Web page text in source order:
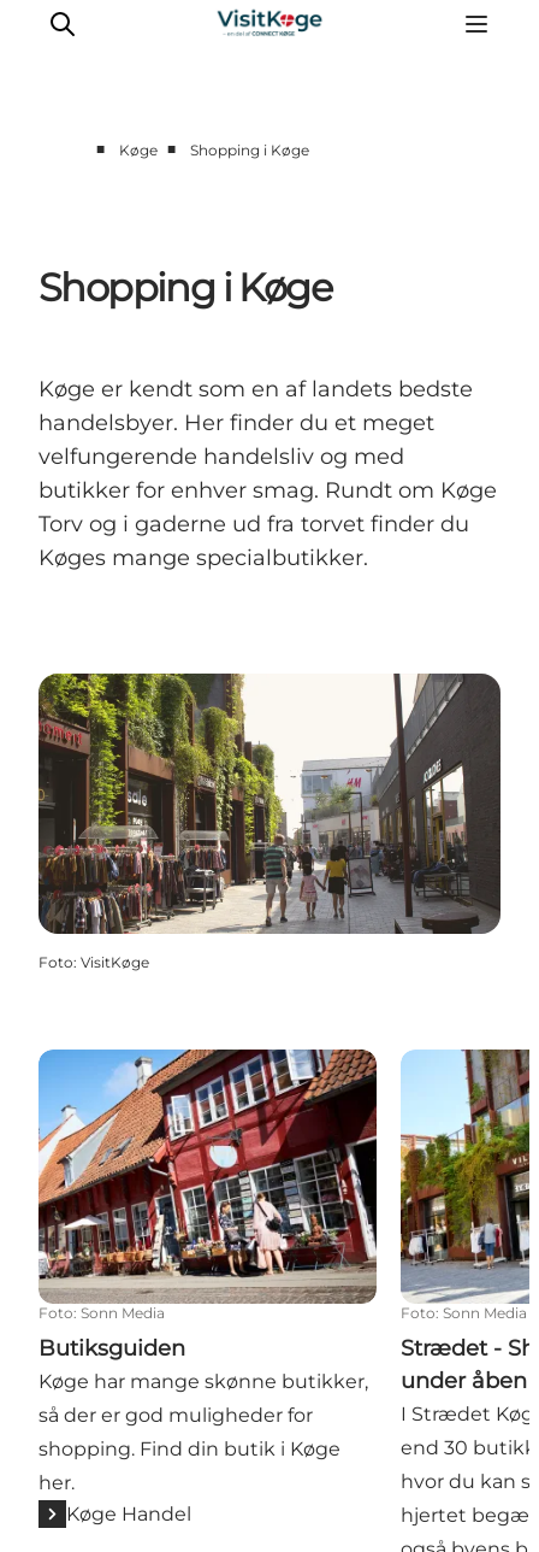
Kano
Det sker
Overnatning
Outdoor
■ Køge ■ Shopping i Køge
Shopping i Køge
Køge er kendt som en af landets bedste
handelsbyer. Her finder du et meget
velfungerende handelsliv og med
butikker for enhver smag. Rundt om Køge
Torv og i gaderne ud fra torvet finder du
Køges mange specialbutikker.
Foto: VisitKøge
Butiksguiden
Foto: Sonn Media
Butiksguiden
Køge har mange skønne butikker,
så der er god muligheder for
shopping. Find din butik i Køge
her.
Køge Handel
Strædet -
Foto: Sonn Media
Strædet -
under åben
I Strædet
end 30
hvor du kan
hjertet